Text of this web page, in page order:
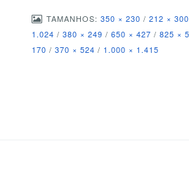
TAMANHOS: 350 × 230 / 212 × 300
1.024 / 380 × 249 / 650 × 427 / 825 ×
170 / 370 × 524 / 1.000 × 1.415